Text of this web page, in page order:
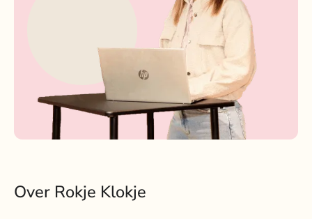
Over Rokje Klokje